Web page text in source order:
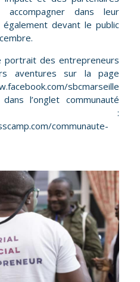
dans leur
également devant le public
portrait des entrepreneurs
aventures sur la page
sbcmarseille
l’onglet communauté
:
communaute-